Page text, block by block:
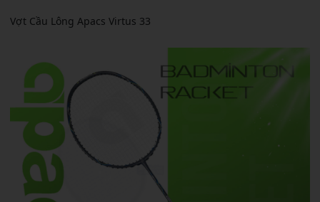
Vợt Cầu Lông Apacs Virtus 33